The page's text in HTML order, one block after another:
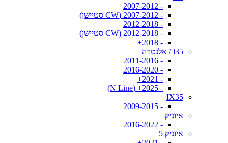
- 2007-2012
- 2007-2012 (CW סטיישן)
- 2012-2018
- 2012-2018 (CW סטיישן)
- 2018+
i35 / אלנטרה
- 2011-2016
- 2016-2020
- 2021+
- 2025+ (N Line)
IX35
- 2009-2015
איוניק
- 2016-2022
איוניק 5